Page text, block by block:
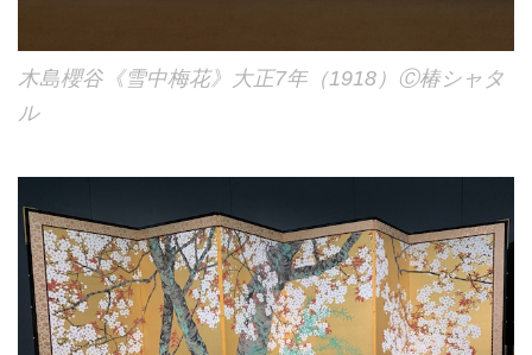
木島櫻谷《雪中梅花》大正7年（1918）Ⓒ椿シャタ
ル